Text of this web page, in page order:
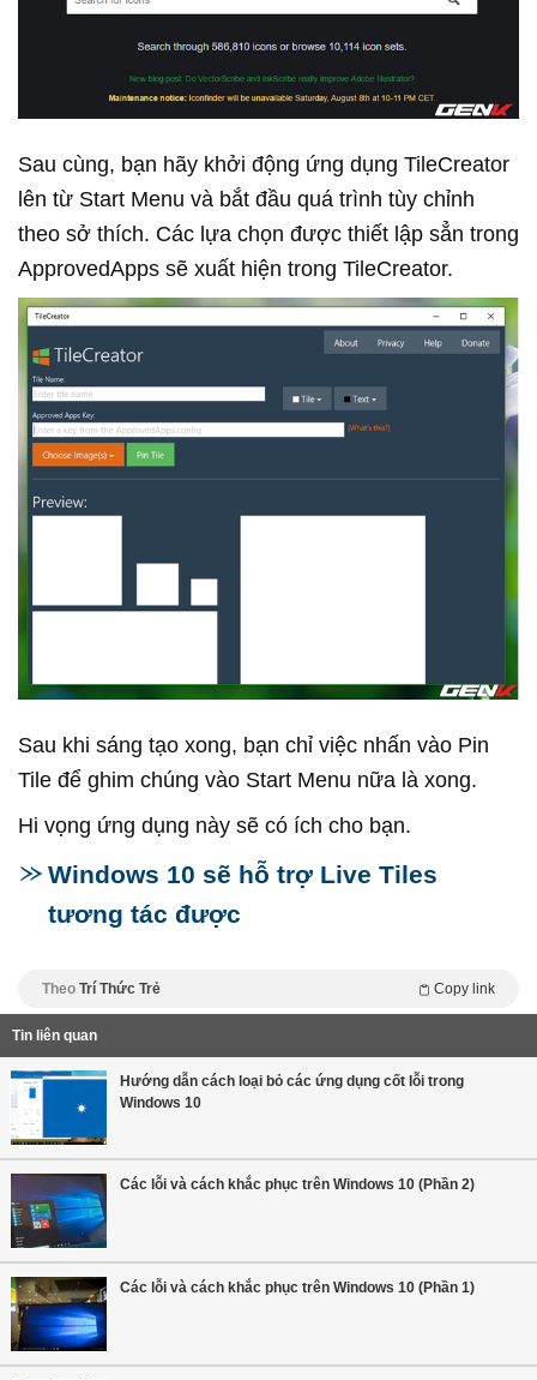
Sau cùng, bạn hãy khởi động ứng dụng TileCreator
lên từ Start Menu và bắt đầu quá trình tùy chỉnh
theo sở thích. Các lựa chọn được thiết lập sẳn trong
ApprovedApps sẽ xuất hiện trong TileCreator.
Sau khi sáng tạo xong, bạn chỉ việc nhấn vào Pin
Tile để ghim chúng vào Start Menu nữa là xong.
Hi vọng ứng dụng này sẽ có ích cho bạn.
Windows 10 sẽ hỗ trợ Live Tiles
tương tác được
Theo Trí Thức Trẻ Copy link
Tin liên quan
Hướng dẫn cách loại bỏ các ứng dụng cốt lỗi trong
Windows 10
Các lỗi và cách khắc phục trên Windows 10 (Phần 2)
Các lỗi và cách khắc phục trên Windows 10 (Phần 1)